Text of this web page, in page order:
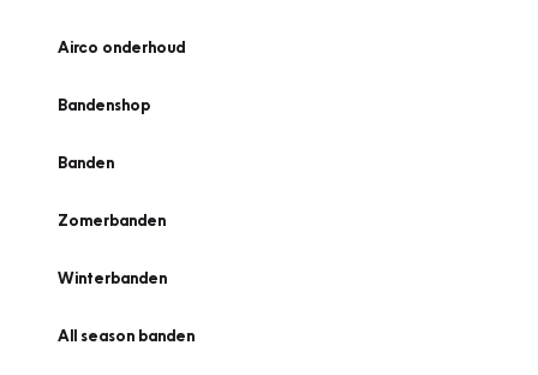
Airco onderhoud
Bandenshop
Banden
Zomerbanden
Winterbanden
All season banden